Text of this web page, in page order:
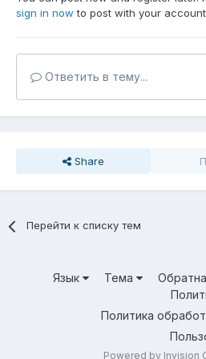
sign in now to post with your
Ответить в тему...
Share
Перейти к списку тем
Язык Тема
Политика
Powered by Invision